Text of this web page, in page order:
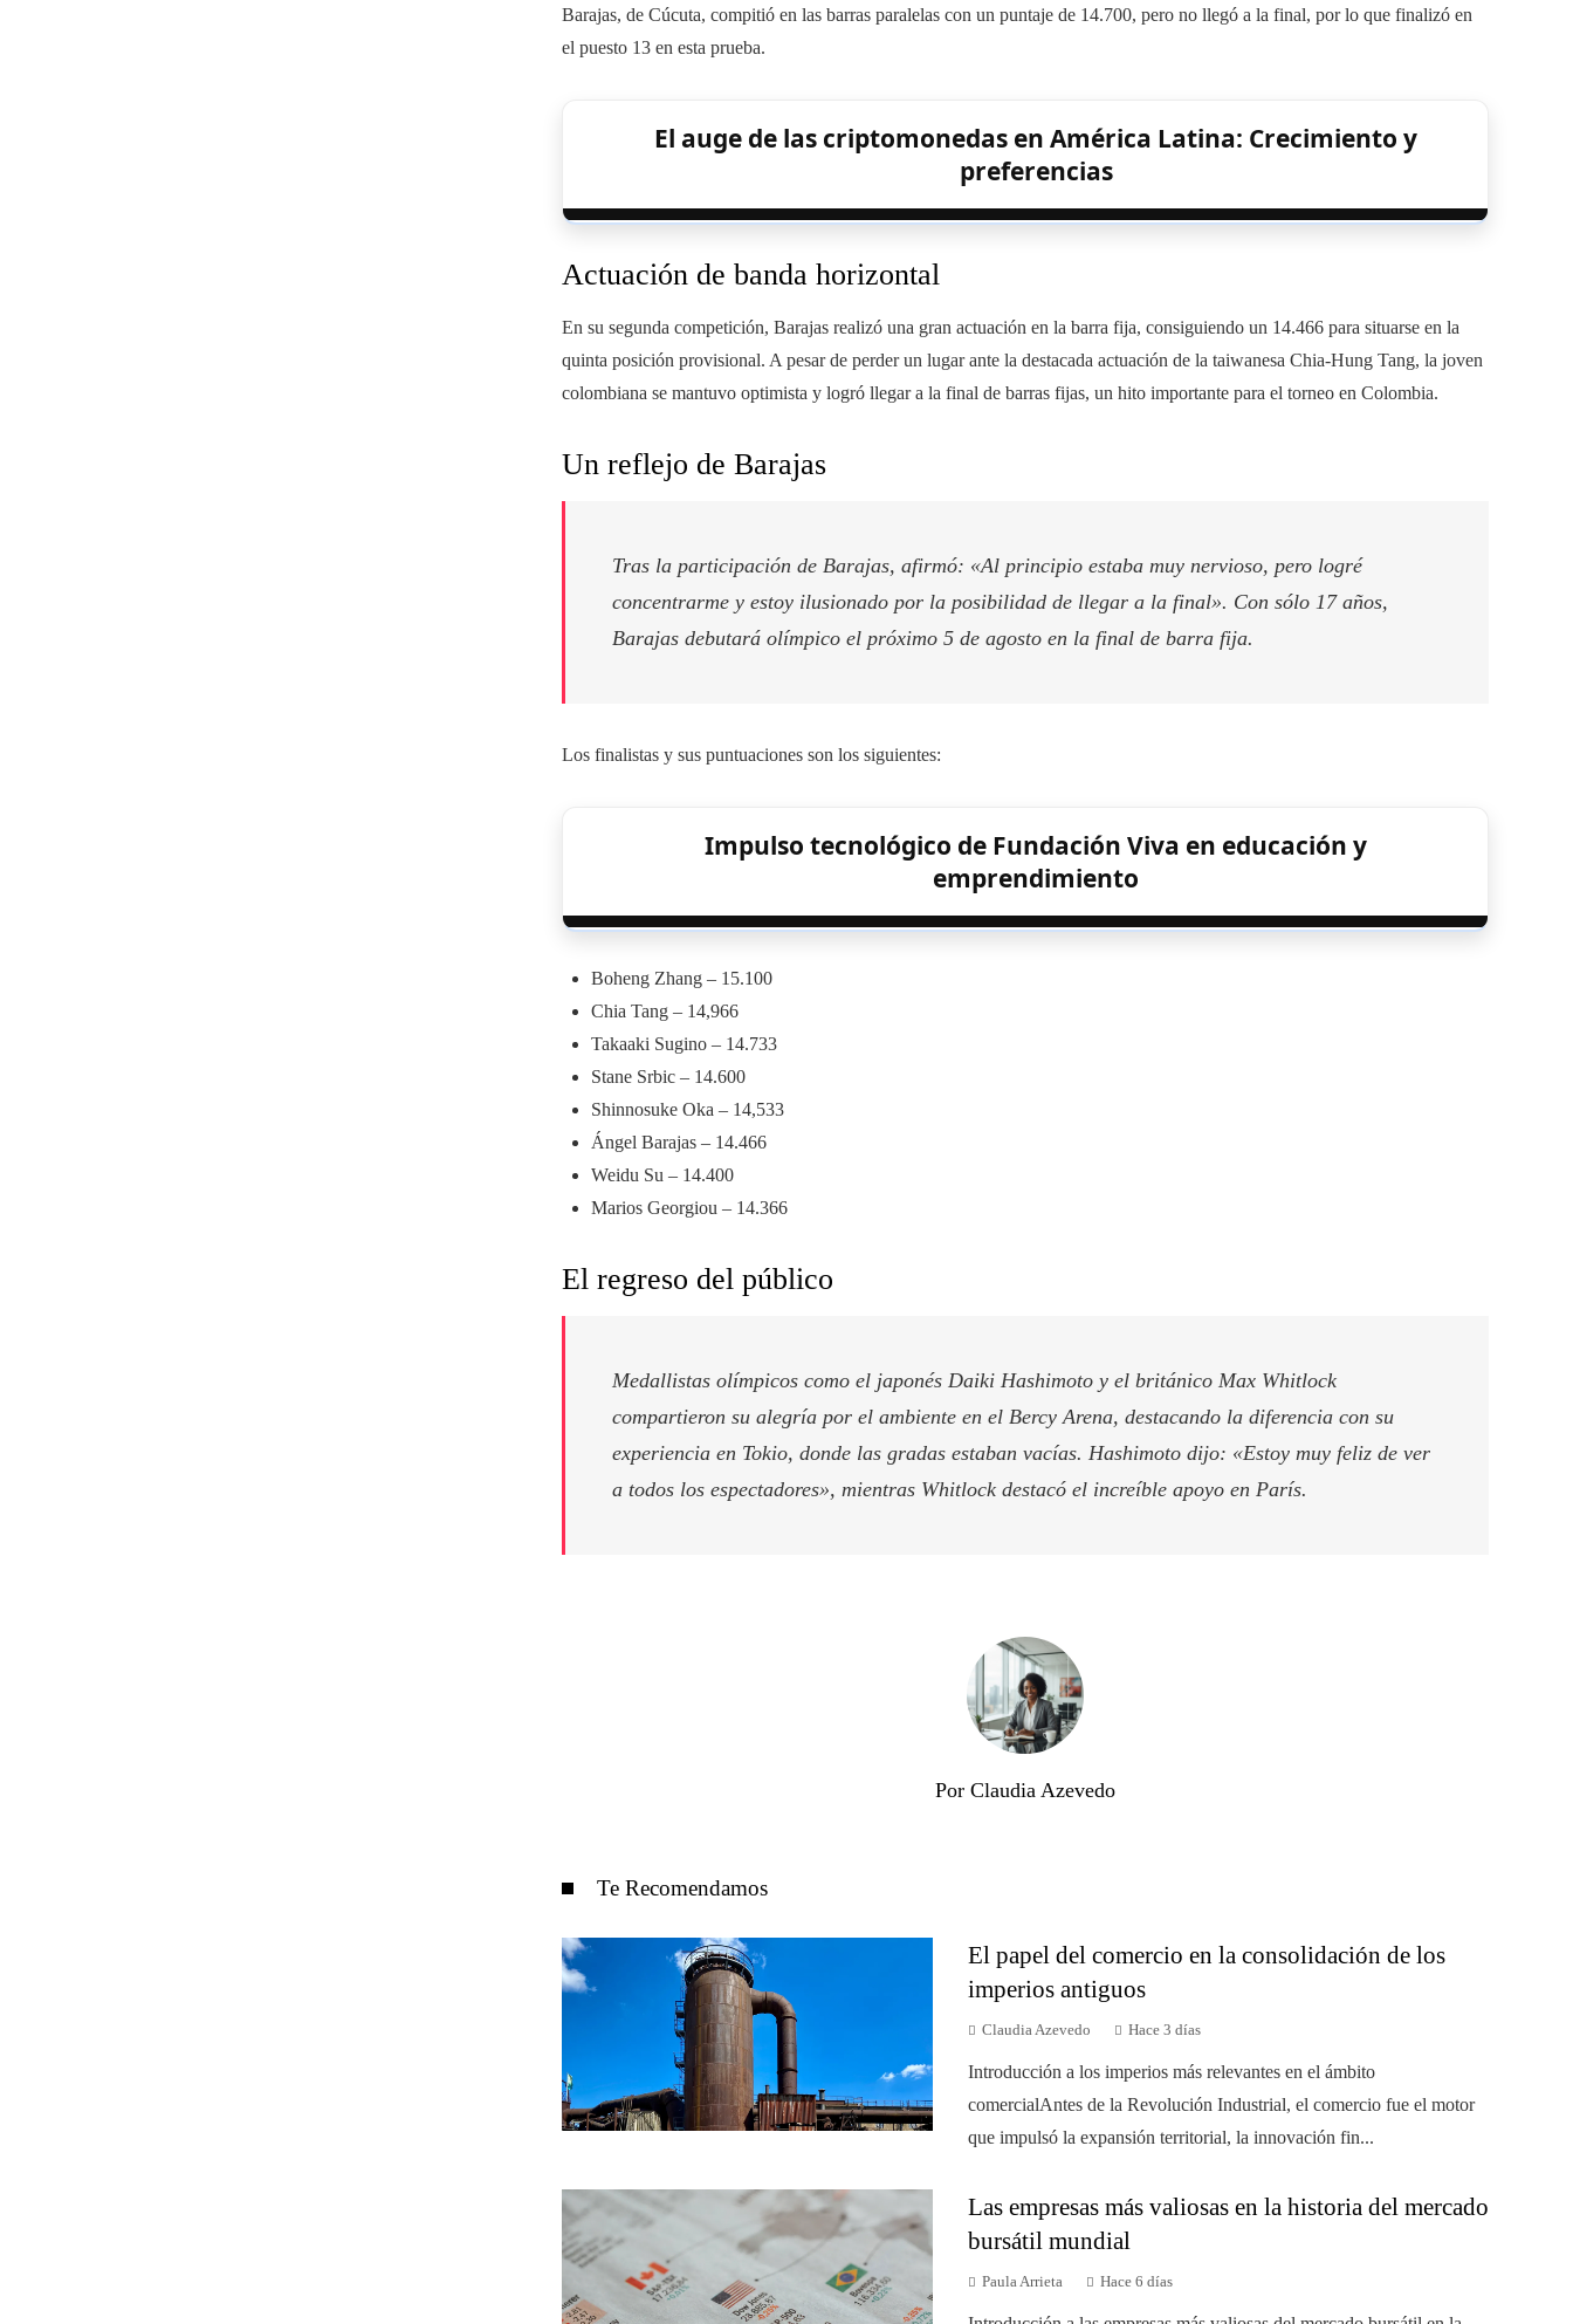
Barajas, de Cúcuta, compitió en las barras paralelas con un puntaje de 14.700, pero no llegó a la final, por lo que finalizó en
el puesto 13 en esta prueba.
El auge de las criptomonedas en América Latina: Crecimiento y
preferencias
Actuación de banda horizontal
En su segunda competición, Barajas realizó una gran actuación en la barra fija, consiguiendo un 14.466 para situarse en la
quinta posición provisional. A pesar de perder un lugar ante la destacada actuación de la taiwanesa Chia-Hung Tang, la joven
colombiana se mantuvo optimista y logró llegar a la final de barras fijas, un hito importante para el torneo en Colombia.
Un reflejo de Barajas
Tras la participación de Barajas, afirmó: «Al principio estaba muy nervioso, pero logré
concentrarme y estoy ilusionado por la posibilidad de llegar a la final». Con sólo 17 años,
Barajas debutará olímpico el próximo 5 de agosto en la final de barra fija.
Los finalistas y sus puntuaciones son los siguientes:
Impulso tecnológico de Fundación Viva en educación y
emprendimiento
Boheng Zhang – 15.100
Chia Tang – 14,966
Takaaki Sugino – 14.733
Stane Srbic – 14.600
Shinnosuke Oka – 14,533
Ángel Barajas – 14.466
Weidu Su – 14.400
Marios Georgiou – 14.366
El regreso del público
Medallistas olímpicos como el japonés Daiki Hashimoto y el británico Max Whitlock
compartieron su alegría por el ambiente en el Bercy Arena, destacando la diferencia con su
experiencia en Tokio, donde las gradas estaban vacías. Hashimoto dijo: «Estoy muy feliz de ver
a todos los espectadores», mientras Whitlock destacó el increíble apoyo en París.
Por Claudia Azevedo
Te Recomendamos
El papel del comercio en la consolidación de los
imperios antiguos
Claudia Azevedo Hace 3 días
Introducción a los imperios más relevantes en el ámbito
comercialAntes de la Revolución Industrial, el comercio fue el motor
que impulsó la expansión territorial, la innovación fin...
Las empresas más valiosas en la historia del mercado
bursátil mundial
Paula Arrieta Hace 6 días